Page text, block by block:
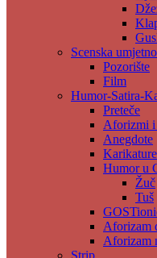
Scenska
Pozorište
Film
Humor-Satira-
Preteče
Aforizmi i
Anegdote
Karikature
Humor u
Žuč
Tuš
Aforizam
Aforizam
Strip